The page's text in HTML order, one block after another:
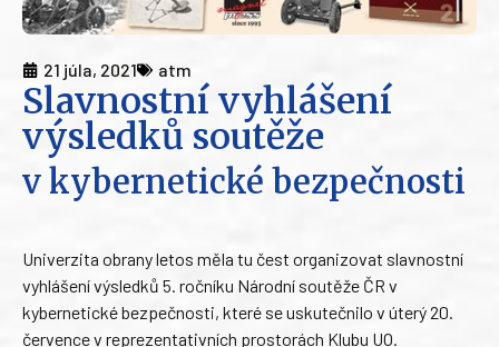
21 júla, 2021 atm
Slavnostní vyhlášení
výsledků soutěže
v kybernetické bezpečnosti
Univerzita obrany letos měla tu čest organizovat slavnostní
vyhlášení výsledků 5. ročníku Národní soutěže ČR v
kybernetické bezpečnosti, které se uskutečnilo v úterý 20.
července v reprezentativních prostorách Klubu UO.